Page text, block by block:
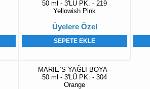
50 ml - 3'LÜ PK. - 219
Yellowish Pink
Üyelere Özel
SEPETE EKLE
MARIE`S YAĞLI BOYA -
50 ml - 3'LÜ PK. - 304
Orange